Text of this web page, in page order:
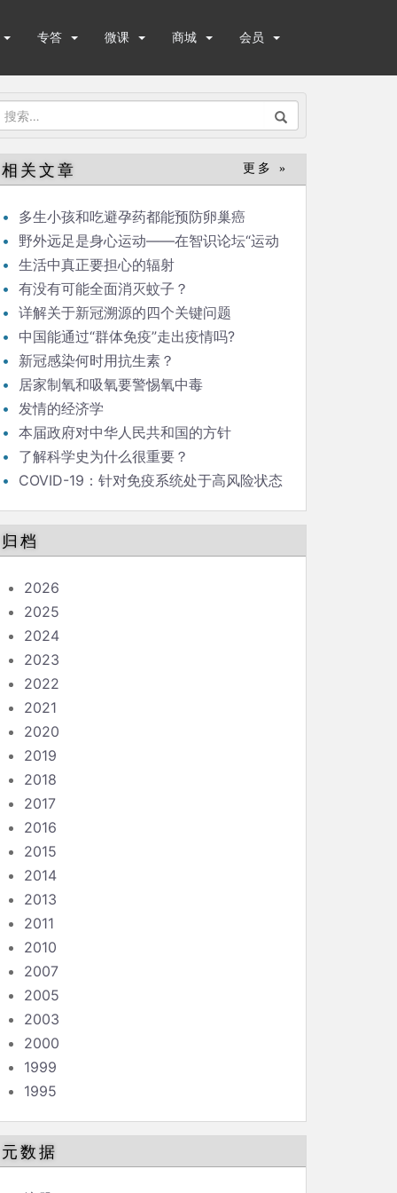
专答 微课 商城 会员
搜
：
相关文章 更多 »
多生小孩和吃避孕药都能预防卵巢癌
野外远足是身心运动——在智识论坛“运动
与健康”的发言
生活中真正要担心的辐射
有没有可能全面消灭蚊子？
详解关于新冠溯源的四个关键问题
中国能通过“群体免疫”走出疫情吗?
新冠感染何时用抗生素？
居家制氧和吸氧要警惕氧中毒
发情的经济学
本届政府对中华人民共和国的方针
了解科学史为什么很重要？
COVID-19：针对免疫系统处于高风险状态
归档
2026
2025
2024
2023
2022
2021
2020
2019
2018
2017
2016
2015
2014
2013
2011
2010
2007
2005
2003
2000
1999
1995
元数据